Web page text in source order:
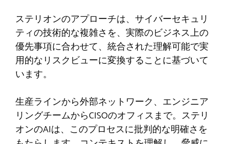
ステリオンのアプローチは、サイバーセキュリ
ティの技術的な複雑さを、実際のビジネス上の
優先事項に合わせて、統合された理解可能で実
用的なリスクビューに変換することに基づいて
います。
生産ラインから外部ネットワーク、エンジニア
リングチームからCISOのオフィスまで。ステリ
オンのAIは、このプロセスに批判的な明確さを